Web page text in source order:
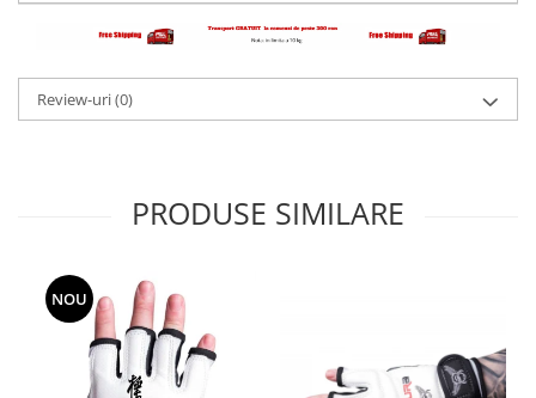
Dresuri/Echipament
Accesorii Lupte/Wrestling
Dotari Sala/Dojo
Shakere
Proteine & Aminoacizi
Suplimente pt Masa Musculara
PRE-Workout
Review-uri(0)
PRODUSE SIMILARE
NOU